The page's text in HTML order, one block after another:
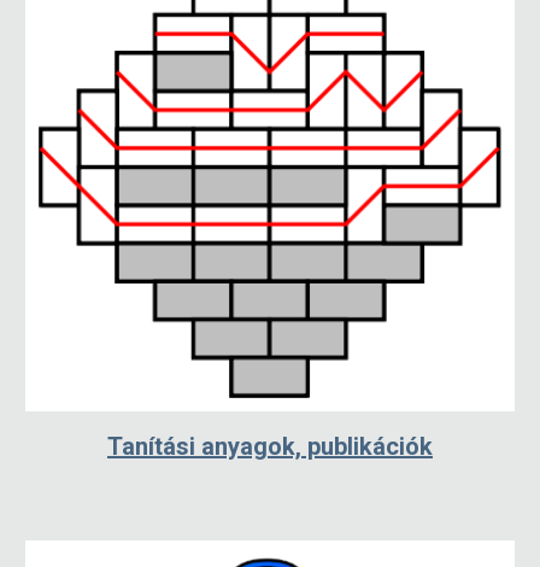
Tanítási anyagok, publikációk